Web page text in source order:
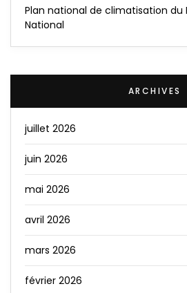
Plan national de climatisation du
National
ARCHIVES
juillet 2026
juin 2026
mai 2026
avril 2026
mars 2026
février 2026